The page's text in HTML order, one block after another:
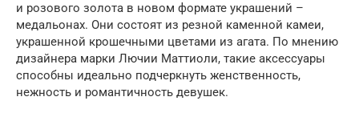
и розового золота в новом формате украшений –
медальонах. Они состоят из резной каменной камеи,
украшенной крошечными цветами из агата. По мнению
дизайнера марки Лючии Маттиоли, такие аксессуары
способны идеально подчеркнуть женственность,
нежность и романтичность девушек.